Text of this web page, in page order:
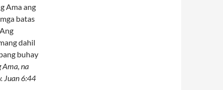
Ama ang
batas
dahil
buhay
Ama, na
Juan 6:44